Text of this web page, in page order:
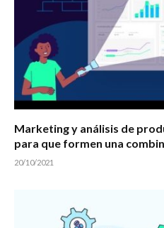
Marketing y análisis de
para que formen una
20/10/2021